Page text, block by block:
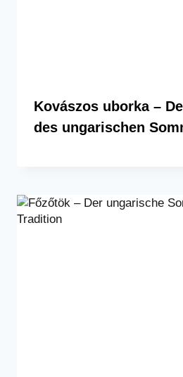
Kovászos uborka –
des ungarischen